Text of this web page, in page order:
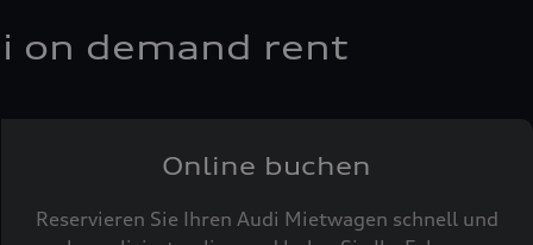
on demand rent
Online buchen
Reservieren Sie Ihren Audi Mietwagen schnell und